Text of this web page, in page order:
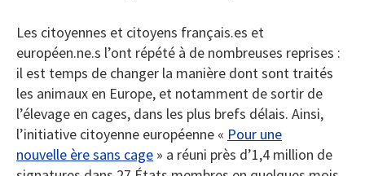
Les citoyennes et citoyens français.es et
européen.ne.s l’ont répété à de nombreuses reprises :
il est temps de changer la manière dont sont traités
les animaux en Europe, et notamment de sortir de
l’élevage en cages, dans les plus brefs délais. Ainsi,
l’initiative citoyenne européenne « Pour une
nouvelle ère sans cage » a réuni près d’1,4 million de